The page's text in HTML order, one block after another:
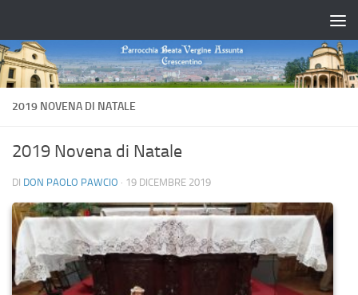
2019 NOVENA DI NATALE
2019 Novena di Natale
DI DON PAOLO PAWCIO · 19 DICEMBRE 2019